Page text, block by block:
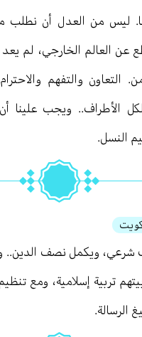
ليس من العدل أن نطلب
عن العالم الخارجي، لم يعد
التعاون والتفهم
الأطراف.. ويجب علينا
النسل.
شرعي، ويكمل نصف
تربية إسلامية، ومع
الرسالة.